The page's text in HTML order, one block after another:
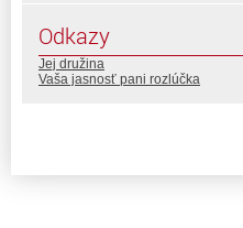
Odkazy
Jej družina
Vaša jasnosť pani rozlúčka